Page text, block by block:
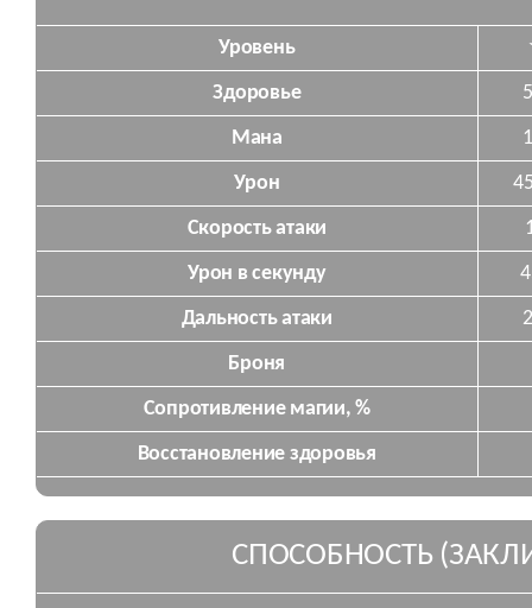
Уровень
Здоровье
Мана
Урон
Скорость атаки
Урон в секунду
Дальность атаки
Броня
Сопротивление магии, %
Восстановление здоровья
СПОСОБНОСТЬ